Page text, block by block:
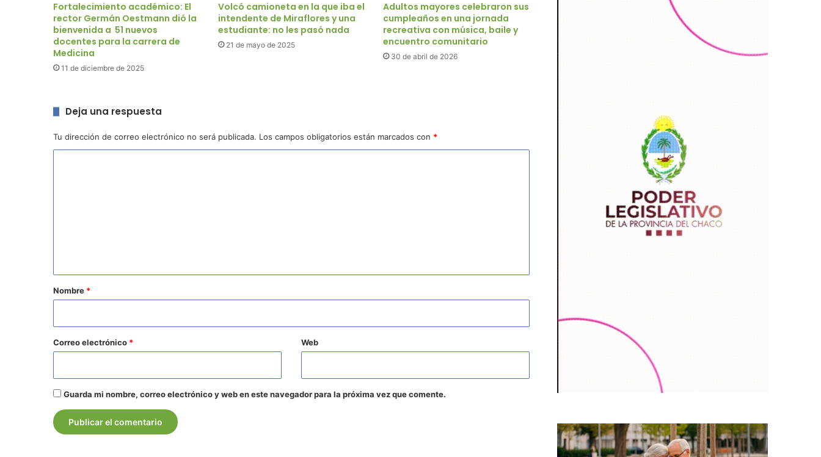
Fortalecimiento académico: El
rector Germán Oestmann dió la
bienvenida a 51 nuevos
docentes para la carrera de
Medicina
11 de diciembre de 2025
Volcó camioneta en la que iba el
intendente de Miraflores y una
estudiante: no les pasó nada
21 de mayo de 2025
Adultos mayores celebraron sus
cumpleaños en una jornada
recreativa con música, baile y
encuentro comunitario
30 de abril de 2026
Deja una respuesta
Tu dirección de correo electrónico no será publicada. Los campos obligatorios están marcados con *
r
o
*
Nombre *
Correo electrónico * Web
Guarda mi nombre, correo electrónico y web en este navegador para la próxima vez que comente.